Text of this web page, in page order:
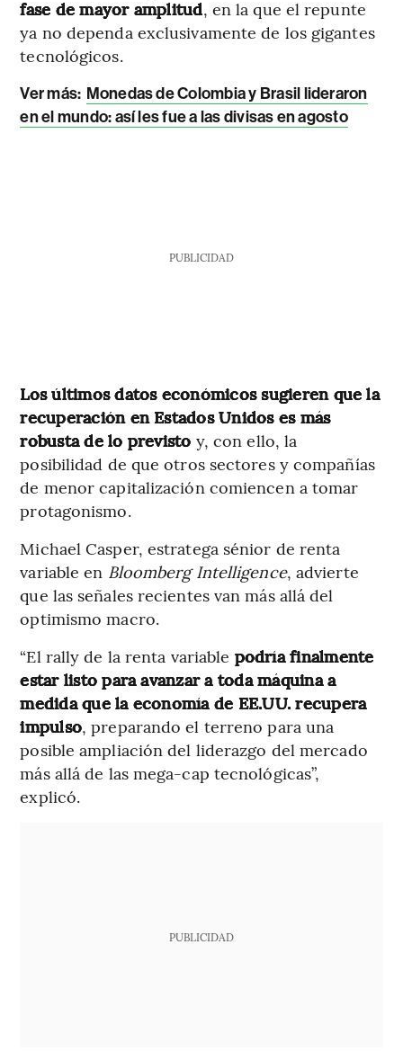
fase de mayor amplitud, en la que el repunte
ya no dependa exclusivamente de los gigantes
tecnológicos.
Ver más: Monedas de Colombia y Brasil lideraron
en el mundo: así les fue a las divisas en agosto
PUBLICIDAD
Los últimos datos económicos sugieren que la
recuperación en Estados Unidos es más
robusta de lo previsto y, con ello, la
posibilidad de que otros sectores y compañías
de menor capitalización comiencen a tomar
protagonismo.
Michael Casper, estratega sénior de renta
variable en Bloomberg Intelligence, advierte
que las señales recientes van más allá del
optimismo macro.
“El rally de la renta variable podría finalmente
estar listo para avanzar a toda máquina a
medida que la economía de EE.UU. recupera
impulso, preparando el terreno para una
posible ampliación del liderazgo del mercado
más allá de las mega-cap tecnológicas”,
explicó.
PUBLICIDAD